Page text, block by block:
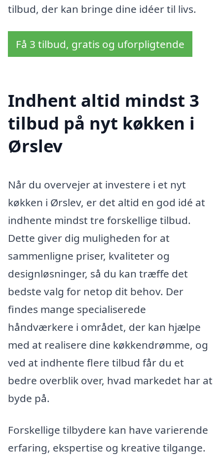
tilbud, der kan bringe dine idéer til livs.
Få 3 tilbud, gratis og uforpligtende
Indhent altid mindst 3
tilbud på nyt køkken i
Ørslev
Når du overvejer at investere i et nyt
køkken i Ørslev, er det altid en god idé at
indhente mindst tre forskellige tilbud.
Dette giver dig muligheden for at
sammenligne priser, kvaliteter og
designløsninger, så du kan træffe det
bedste valg for netop dit behov. Der
findes mange specialiserede
håndværkere i området, der kan hjælpe
med at realisere dine køkkendrømme, og
ved at indhente flere tilbud får du et
bedre overblik over, hvad markedet har at
byde på.
Forskellige tilbydere kan have varierende
erfaring, ekspertise og kreative tilgange.